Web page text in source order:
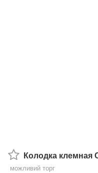
Колодка клемная
можливий торг